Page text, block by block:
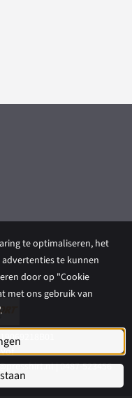
| 0487-523456
te optimaliseren, het
te kunnen
door op "Cookie
met ons gebruik van